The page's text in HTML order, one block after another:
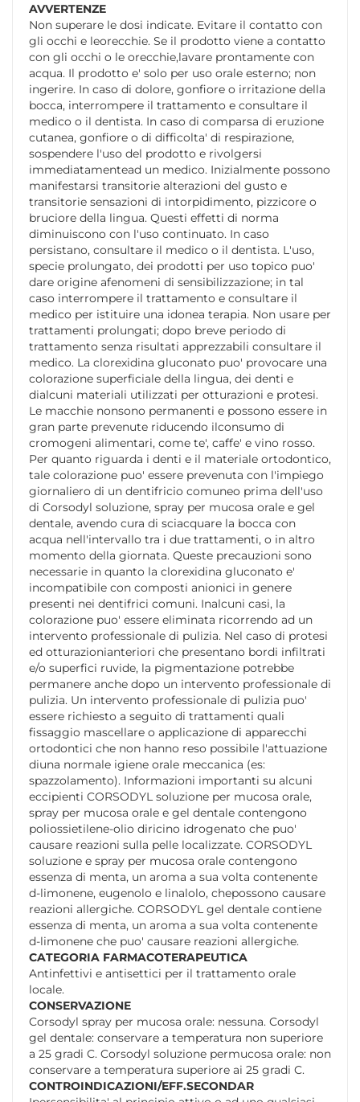
AVVERTENZE
Non superare le dosi indicate. Evitare il contatto con
gli occhi e leorecchie. Se il prodotto viene a contatto
con gli occhi o le orecchie,lavare prontamente con
acqua. Il prodotto e' solo per uso orale esterno; non
ingerire. In caso di dolore, gonfiore o irritazione della
bocca, interrompere il trattamento e consultare il
medico o il dentista. In caso di comparsa di eruzione
cutanea, gonfiore o di difficolta' di respirazione,
sospendere l'uso del prodotto e rivolgersi
immediatamentead un medico. Inizialmente possono
manifestarsi transitorie alterazioni del gusto e
transitorie sensazioni di intorpidimento, pizzicore o
bruciore della lingua. Questi effetti di norma
diminuiscono con l'uso continuato. In caso
persistano, consultare il medico o il dentista. L'uso,
specie prolungato, dei prodotti per uso topico puo'
dare origine afenomeni di sensibilizzazione; in tal
caso interrompere il trattamento e consultare il
medico per istituire una idonea terapia. Non usare per
trattamenti prolungati; dopo breve periodo di
trattamento senza risultati apprezzabili consultare il
medico. La clorexidina gluconato puo' provocare una
colorazione superficiale della lingua, dei denti e
dialcuni materiali utilizzati per otturazioni e protesi.
Le macchie nonsono permanenti e possono essere in
gran parte prevenute riducendo ilconsumo di
cromogeni alimentari, come te', caffe' e vino rosso.
Per quanto riguarda i denti e il materiale ortodontico,
tale colorazione puo' essere prevenuta con l'impiego
giornaliero di un dentifricio comuneo prima dell'uso
di Corsodyl soluzione, spray per mucosa orale e gel
dentale, avendo cura di sciacquare la bocca con
acqua nell'intervallo tra i due trattamenti, o in altro
momento della giornata. Queste precauzioni sono
necessarie in quanto la clorexidina gluconato e'
incompatibile con composti anionici in genere
presenti nei dentifrici comuni. Inalcuni casi, la
colorazione puo' essere eliminata ricorrendo ad un
intervento professionale di pulizia. Nel caso di protesi
ed otturazionianteriori che presentano bordi infiltrati
e/o superfici ruvide, la pigmentazione potrebbe
permanere anche dopo un intervento professionale di
pulizia. Un intervento professionale di pulizia puo'
essere richiesto a seguito di trattamenti quali
fissaggio mascellare o applicazione di apparecchi
ortodontici che non hanno reso possibile l'attuazione
diuna normale igiene orale meccanica (es:
spazzolamento). Informazioni importanti su alcuni
eccipienti CORSODYL soluzione per mucosa orale,
spray per mucosa orale e gel dentale contengono
poliossietilene-olio diricino idrogenato che puo'
causare reazioni sulla pelle localizzate. CORSODYL
soluzione e spray per mucosa orale contengono
essenza di menta, un aroma a sua volta contenente
d-limonene, eugenolo e linalolo, chepossono causare
reazioni allergiche. CORSODYL gel dentale contiene
essenza di menta, un aroma a sua volta contenente
d-limonene che puo' causare reazioni allergiche.
CATEGORIA FARMACOTERAPEUTICA
Antinfettivi e antisettici per il trattamento orale
locale.
CONSERVAZIONE
Corsodyl spray per mucosa orale: nessuna. Corsodyl
gel dentale: conservare a temperatura non superiore
a 25 gradi C. Corsodyl soluzione permucosa orale: non
conservare a temperatura superiore ai 25 gradi C.
CONTROINDICAZIONI/EFF.SECONDAR